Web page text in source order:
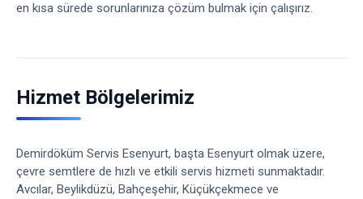
en kısa sürede sorunlarınıza çözüm bulmak için çalışırız.
Hizmet Bölgelerimiz
Demirdöküm Servis Esenyurt, başta Esenyurt olmak üzere,
çevre semtlere de hızlı ve etkili servis hizmeti sunmaktadır.
Avcılar, Beylikdüzü, Bahçeşehir, Küçükçekmece ve